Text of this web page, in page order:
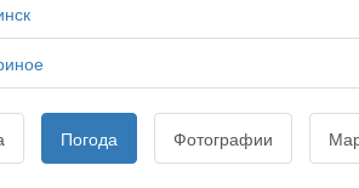
Погода Фотографии